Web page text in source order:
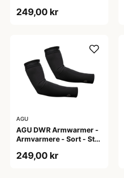
249,00 kr
AGU
AGU DWR Armwarmer -
Armvarmere - Sort - Str.
249,00 kr